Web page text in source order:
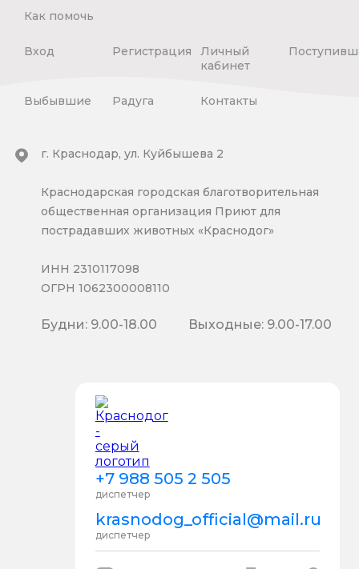
Как помочь
Вход Регистрация
Личный
кабинет
Выбывшие Радуга Контакты
+7 988 505 2 505
диспетчер
krasnodog_official@mail.ru
диспетчер
г. Краснодар, ул. Куйбышева 2
Краснодарская городская благотворительная
общественная организация Приют для
пострадавших животных «Краснодог»
ИНН 2310117098
ОГРН 1062300008110
Будни: 9.00-18.00 Выходные: 9.00-17.00